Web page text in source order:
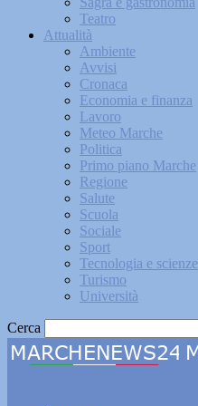
Teatro
Attualità
Ambiente
Avvisi
Cronaca
Economia e finanza
Lavoro
Meteo Marche
Politica
Primo piano Marche
Regione
Salute
Scuola
Sociale
Sport
Tecnologia e scienze
Turismo
Università
Cerca